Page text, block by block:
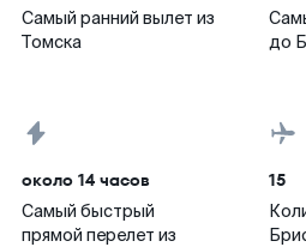
Самый ранний вылет из
Томска
до
около 14 часов
Самый быстрый
прямой перелет из
15